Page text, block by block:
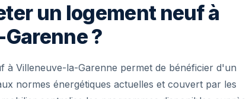
un logement neuf à
?
à Villeneuve-la-Garenne permet de bénéficier d'un
normes énergétiques actuelles et couvert par les